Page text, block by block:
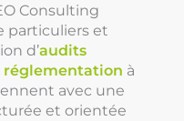
Consulting
particuliers et
d’audits
réglementation à
avec une
et orientée